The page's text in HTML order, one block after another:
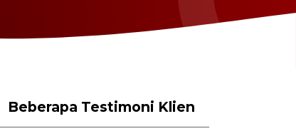
Beberapa Testimoni Klien